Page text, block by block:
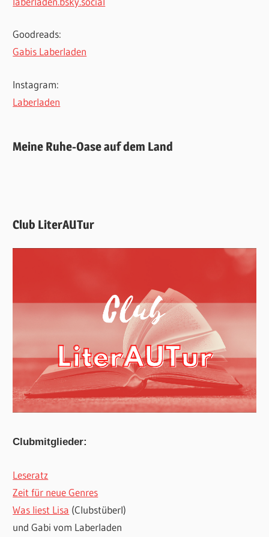
Goodreads:
Gabis Laberladen
Instagram:
Laberladen
Meine Ruhe-Oase auf dem Land
Club LiterAUTur
Clubmitglieder:
Leseratz
Zeit für neue Genres
Was liest Lisa (Clubstüberl)
und Gabi vom Laberladen